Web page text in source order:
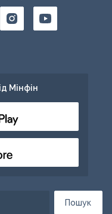
Пошук
Мінфін